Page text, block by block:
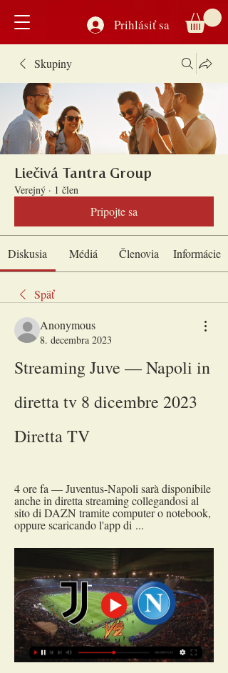
Prihlásiť sa
Skupiny
Liečivá Tantra Group
Verejný · 1 člen
Pripojte sa
Diskusia Médiá Členovia Informácie
Späť
Anonymous
8. decembra 2023
Streaming Juve — Napoli in
diretta tv 8 dicembre 2023
Diretta TV
4 ore fa — Juventus-Napoli sarà disponibile
anche in diretta streaming collegandosi al
sito di DAZN tramite computer o notebook,
oppure scaricando l'app di ...